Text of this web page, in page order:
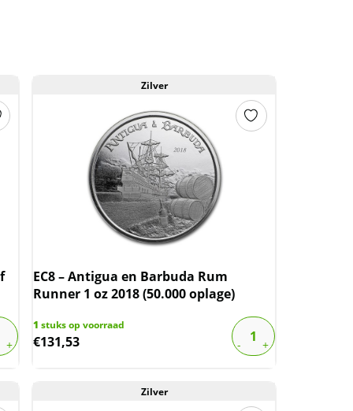
Zilver
EC8 – Antigua en Barbuda Rum
Runner 1 oz 2018 (50.000 oplage)
1 stuks op voorraad
€131,53
Zilver